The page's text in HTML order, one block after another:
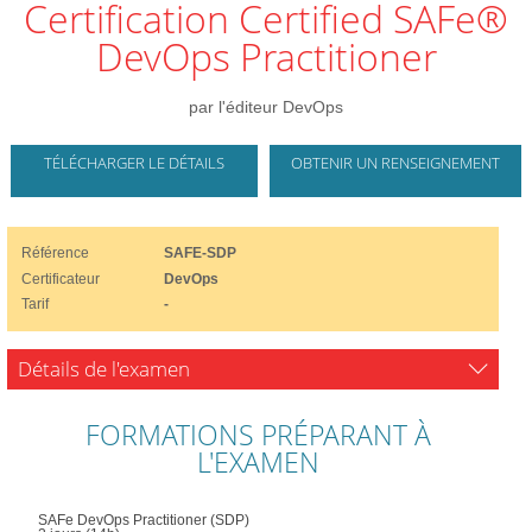
Certification Certified SAFe®
DevOps Practitioner
par l'éditeur DevOps
TÉLÉCHARGER LE DÉTAILS OBTENIR UN RENSEIGNEMENT
Référence
SAFE-SDP
Certificateur
DevOps
Tarif
-
Détails de l'examen
FORMATIONS PRÉPARANT À
L'EXAMEN
SAFe DevOps Practitioner (SDP)